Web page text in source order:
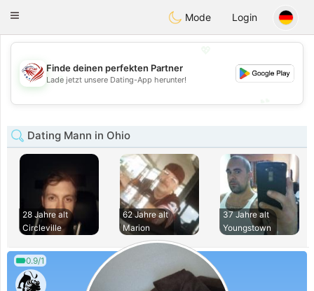
Dating
Toggle
Mode Login
💖
💕
Finde deinen perfekten Partner
Lade jetzt unsere Dating-App herunter!
Dating Mann in Ohio
28 Jahre alt
Circleville
62 Jahre alt
Marion
37 Jahre alt
Youngstown
0.9/1